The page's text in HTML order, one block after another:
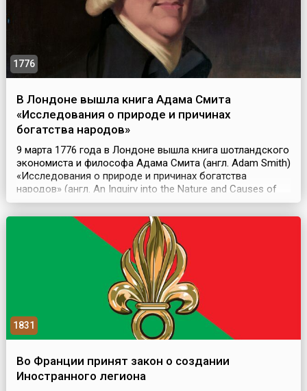
1776
В Лондоне вышла книга Адама Смита
«Исследования о природе и причинах
богатства народов»
9 марта 1776 года в Лондоне вышла книга шотландского
экономиста и философа Адама Смита (англ. Adam Smith)
«Исследования о природе и причинах богатства
народов» (англ. An Inquiry into the Nature and Causes of
the Wealth of Nations), которая положила начало
политэкономии. При жизни Смита книга выдержала пять
английских и несколько зарубежных изданий и
переводов.Именно с этой книги и началась пол...
1831
Во Франции принят закон о создании
Иностранного легиона